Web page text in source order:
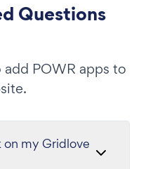
Questions
POWR apps to
on my Gridlove